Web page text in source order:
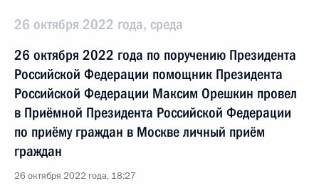
26 октября 2022 года, среда
26 октября 2022 года по поручению Президента
Российской Федерации помощник Президента
Российской Федерации Максим Орешкин провел
в Приёмной Президента Российской Федерации
по приёму граждан в Москве личный приём
граждан
26 октября 2022 года, 18:27